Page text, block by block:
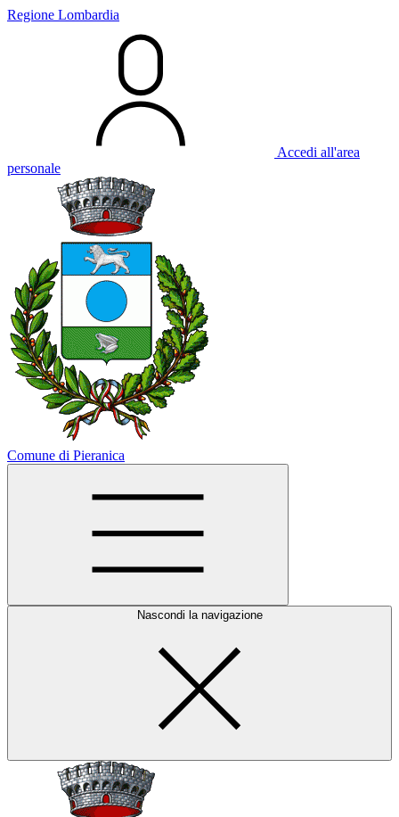
Regione Lombardia
Accedi all'area
personale
Comune di Pieranica
Nascondi la navigazione